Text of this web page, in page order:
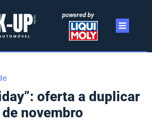
powered by
oferta a duplicar
novembro